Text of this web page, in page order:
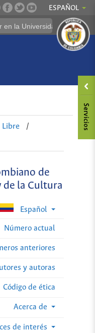
ESPAÑOL
Libre
/
de
de la Cultura
Español
Número actual
anteriores
y autoras
Código de ética
Acerca de
de interés